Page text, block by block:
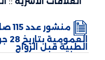
منشور
الطبية قبل الزواج